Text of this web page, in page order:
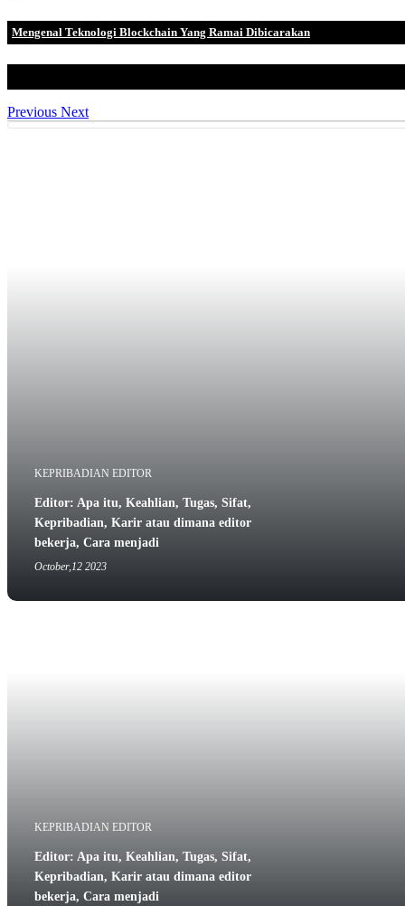
Mengenal Teknologi Blockchain Yang Ramai Dibicarakan
Previous Next
KEPRIBADIAN EDITOR
Editor: Apa itu, Keahlian, Tugas, Sifat,
Kepribadian, Karir atau dimana editor
bekerja, Cara menjadi
October,12 2023
KEPRIBADIAN EDITOR
Editor: Apa itu, Keahlian, Tugas, Sifat,
Kepribadian, Karir atau dimana editor
bekerja, Cara menjadi